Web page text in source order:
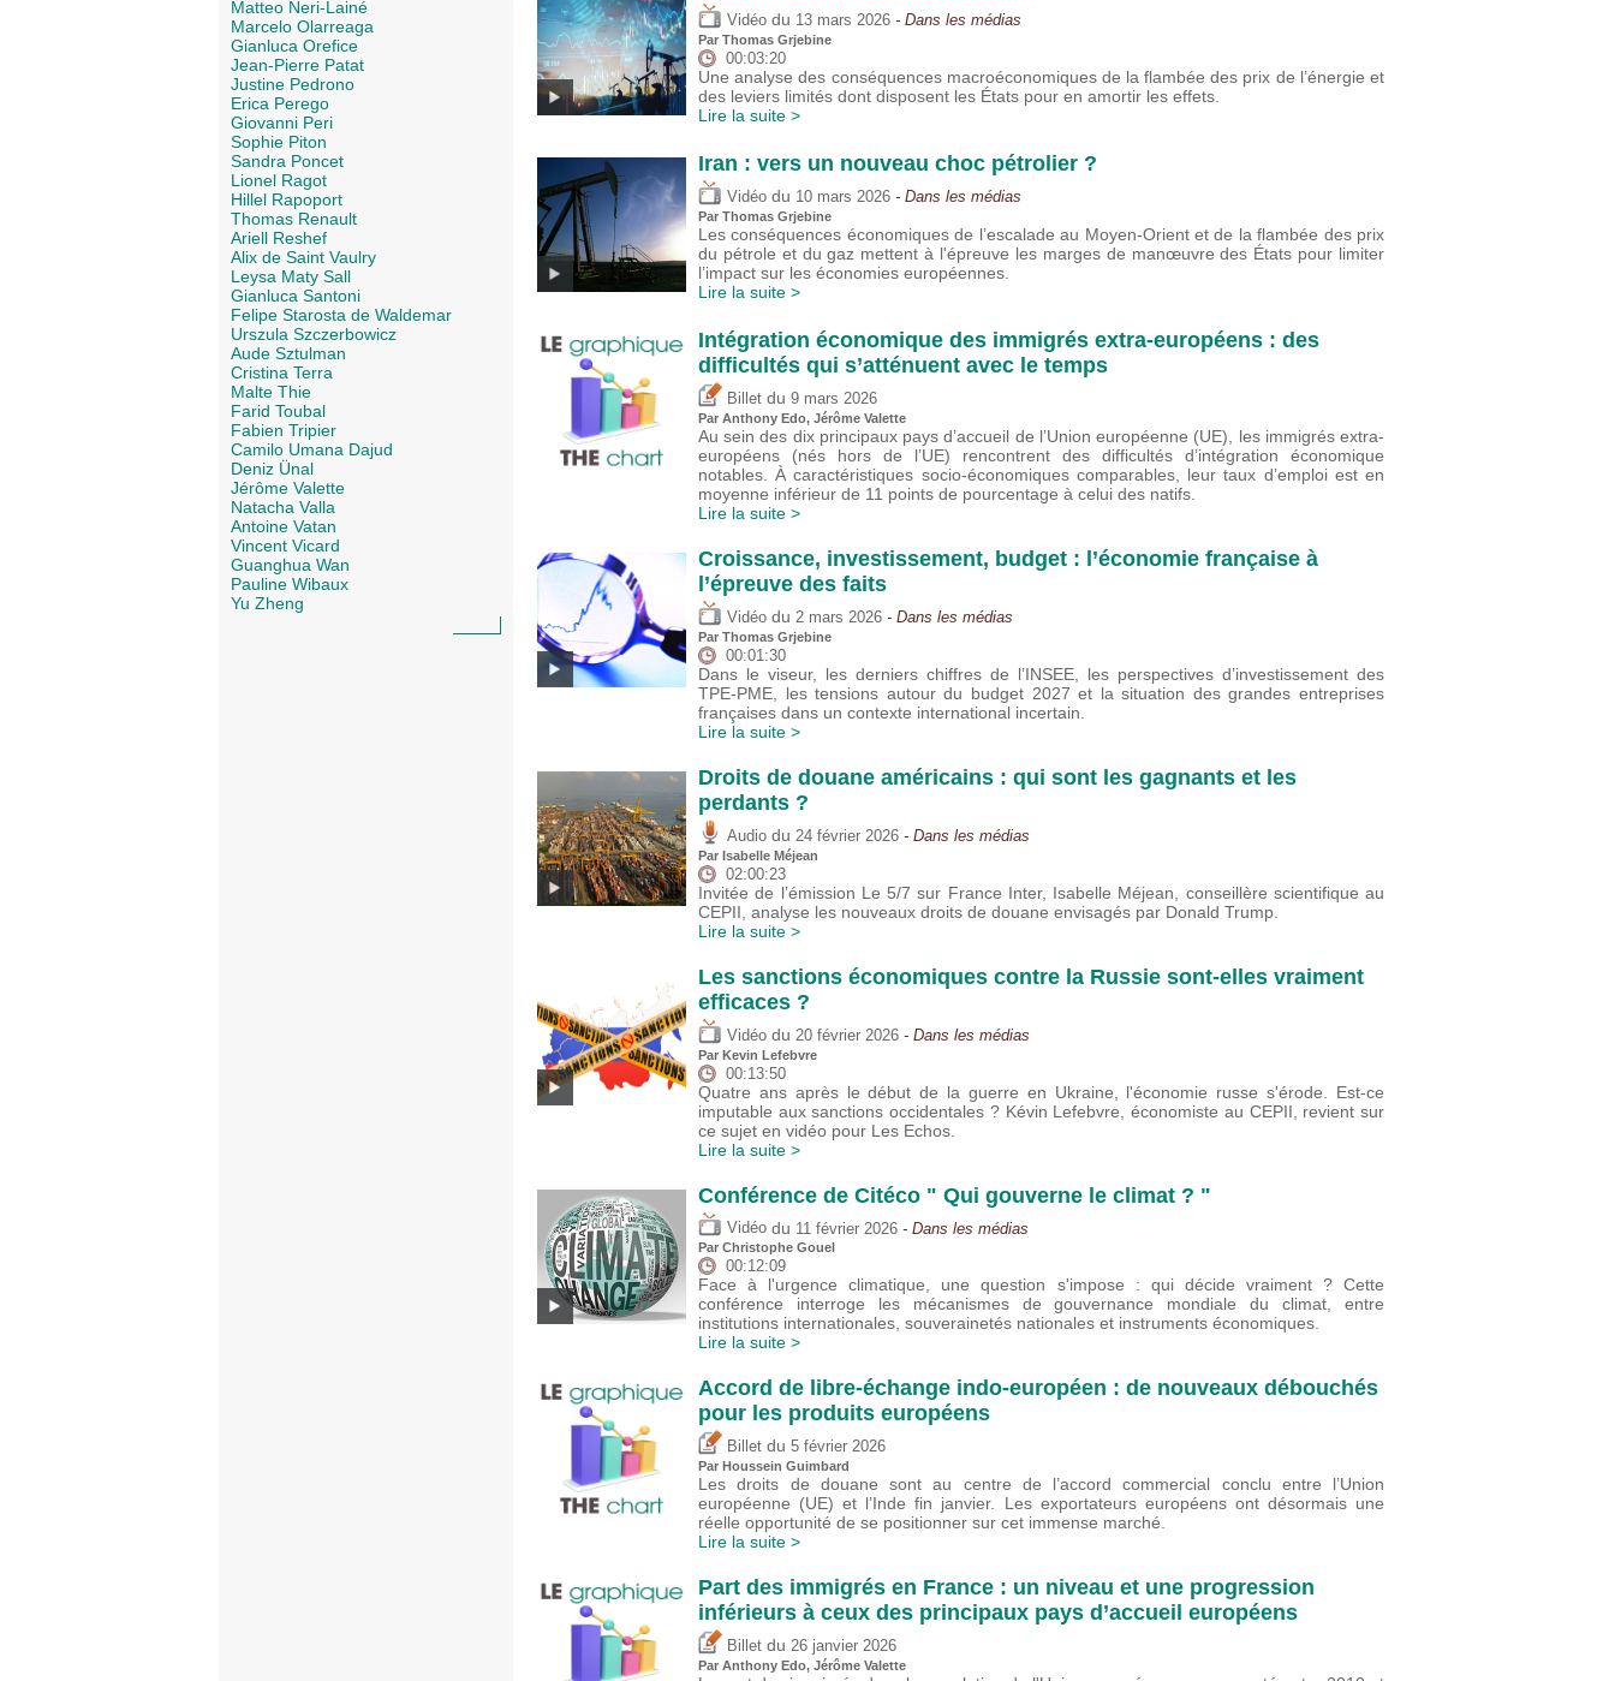
Matteo Neri-Lainé
Marcelo Olarreaga
Gianluca Orefice
Jean-Pierre Patat
Justine Pedrono
Erica Perego
Giovanni Peri
Sophie Piton
Sandra Poncet
Lionel Ragot
Hillel Rapoport
Thomas Renault
Ariell Reshef
Alix de Saint Vaulry
Leysa Maty Sall
Gianluca Santoni
Felipe Starosta de Waldemar
Urszula Szczerbowicz
Aude Sztulman
Cristina Terra
Malte Thie
Farid Toubal
Fabien Tripier
Camilo Umana Dajud
Deniz Ünal
Jérôme Valette
Natacha Valla
Antoine Vatan
Vincent Vicard
Guanghua Wan
Pauline Wibaux
Yu Zheng
Vidéo du 13 mars 2026 - Dans les médias
Par Thomas Grjebine
00:03:20
Une analyse des conséquences macroéconomiques de la flambée des prix de l’énergie et
des leviers limités dont disposent les États pour en amortir les effets.
Lire la suite >
Iran : vers un nouveau choc pétrolier ?
Vidéo du 10 mars 2026 - Dans les médias
Par Thomas Grjebine
Les conséquences économiques de l’escalade au Moyen-Orient et de la flambée des prix
du pétrole et du gaz mettent à l'épreuve les marges de manœuvre des États pour limiter
l’impact sur les économies européennes.
Lire la suite >
Intégration économique des immigrés extra-européens : des
difficultés qui s’atténuent avec le temps
Billet du 9 mars 2026
Par Anthony Edo, Jérôme Valette
Au sein des dix principaux pays d’accueil de l’Union européenne (UE), les immigrés extra-
européens (nés hors de l’UE) rencontrent des difficultés d’intégration économique
notables. À caractéristiques socio-économiques comparables, leur taux d’emploi est en
moyenne inférieur de 11 points de pourcentage à celui des natifs.
Lire la suite >
Croissance, investissement, budget : l’économie française à
l’épreuve des faits
Vidéo du 2 mars 2026 - Dans les médias
Par Thomas Grjebine
00:01:30
Dans le viseur, les derniers chiffres de l’INSEE, les perspectives d’investissement des
TPE-PME, les tensions autour du budget 2027 et la situation des grandes entreprises
françaises dans un contexte international incertain.
Lire la suite >
Droits de douane américains : qui sont les gagnants et les
perdants ?
Audio du 24 février 2026 - Dans les médias
Par Isabelle Méjean
02:00:23
Invitée de l’émission Le 5/7 sur France Inter, Isabelle Méjean, conseillère scientifique au
CEPII, analyse les nouveaux droits de douane envisagés par Donald Trump.
Lire la suite >
Les sanctions économiques contre la Russie sont-elles vraiment
efficaces ?
Vidéo du 20 février 2026 - Dans les médias
Par Kevin Lefebvre
00:13:50
Quatre ans après le début de la guerre en Ukraine, l'économie russe s'érode. Est-ce
imputable aux sanctions occidentales ? Kévin Lefebvre, économiste au CEPII, revient sur
ce sujet en vidéo pour Les Echos.
Lire la suite >
Conférence de Citéco " Qui gouverne le climat ? "
Vidéo du 11 février 2026 - Dans les médias
Par Christophe Gouel
00:12:09
Face à l'urgence climatique, une question s'impose : qui décide vraiment ? Cette
conférence interroge les mécanismes de gouvernance mondiale du climat, entre
institutions internationales, souverainetés nationales et instruments économiques.
Lire la suite >
Accord de libre-échange indo-européen : de nouveaux débouchés
pour les produits européens
Billet du 5 février 2026
Par Houssein Guimbard
Les droits de douane sont au centre de l’accord commercial conclu entre l’Union
européenne (UE) et l’Inde fin janvier. Les exportateurs européens ont désormais une
réelle opportunité de se positionner sur cet immense marché.
Lire la suite >
Part des immigrés en France : un niveau et une progression
inférieurs à ceux des principaux pays d’accueil européens
Billet du 26 janvier 2026
Par Anthony Edo, Jérôme Valette